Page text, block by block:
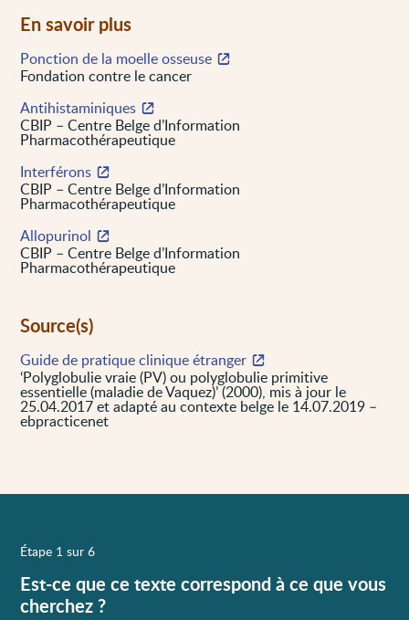
En savoir plus
Ponction de la moelle osseuse
Fondation contre le cancer
Antihistaminiques
CBIP – Centre Belge d’Information
Pharmacothérapeutique
Interférons
CBIP – Centre Belge d’Information
Pharmacothérapeutique
Allopurinol
CBIP – Centre Belge d’Information
Pharmacothérapeutique
Source(s)
Guide de pratique clinique étranger
‘Polyglobulie vraie (PV) ou polyglobulie primitive
essentielle (maladie de Vaquez)’ (2000), mis à jour le
25.04.2017 et adapté au contexte belge le 14.07.2019 –
ebpracticenet
Étape 1 sur 6
Est-ce que ce texte correspond à ce que vous
cherchez ?